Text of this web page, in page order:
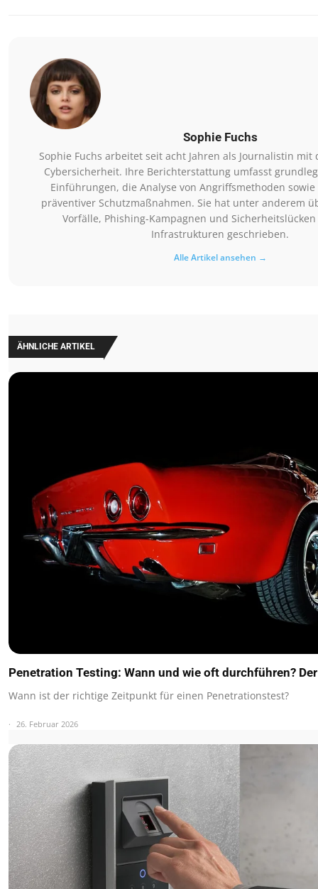
Sophie Fuchs
Sophie Fuchs arbeitet seit acht Jahren als Journalistin mit
Cybersicherheit. Ihre Berichterstattung umfasst
Einführungen, die Analyse von Angriffsmethoden
präventiver Schutzmaßnahmen. Sie hat unter anderem
Vorfälle, Phishing-Kampagnen und
Infrastrukturen geschrieben.
Alle Artikel ansehen →
ÄHNLICHE ARTIKEL
Penetration Testing: Wann und wie oft durchführen?
Wann ist der richtige Zeitpunkt für einen Penetrationstest?
26. Februar 2026